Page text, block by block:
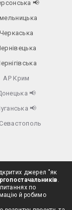
📢
Черкаська
АР Крим
📢
📢
джерел "як
.
по
й робимо